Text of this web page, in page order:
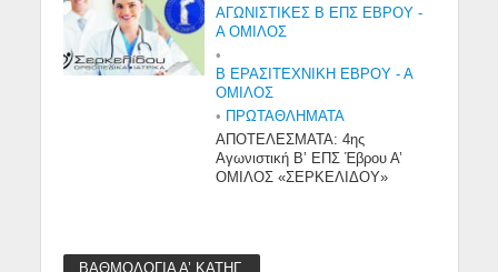
ΑΓΩΝΙΣΤΙΚΕΣ Β ΕΠΣ ΕΒΡΟΥ -
Α ΟΜΙΛΟΣ
•
Β ΕΡΑΣΙΤΕΧΝΙΚΉ ΈΒΡΟΥ - Α
ΌΜΙΛΟΣ
•
ΠΡΩΤΑΘΛΉΜΑΤΑ
ΑΠΟΤΕΛΕΣΜΑΤΑ: 4ης
Αγωνιστική Β’ ΕΠΣ Έβρου Α’
ΟΜΙΛΟΣ «ΣΕΡΚΕΛΙΔΟΥ»